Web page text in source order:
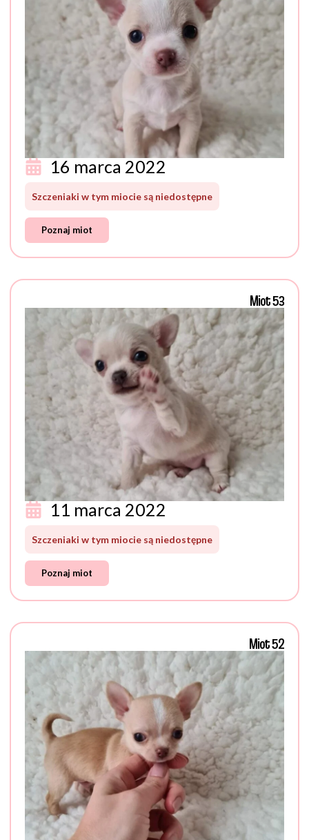
16 marca 2022
Szczeniaki w tym miocie są niedostępne
Poznaj miot
Miot 53
11 marca 2022
Szczeniaki w tym miocie są niedostępne
Poznaj miot
Miot 52